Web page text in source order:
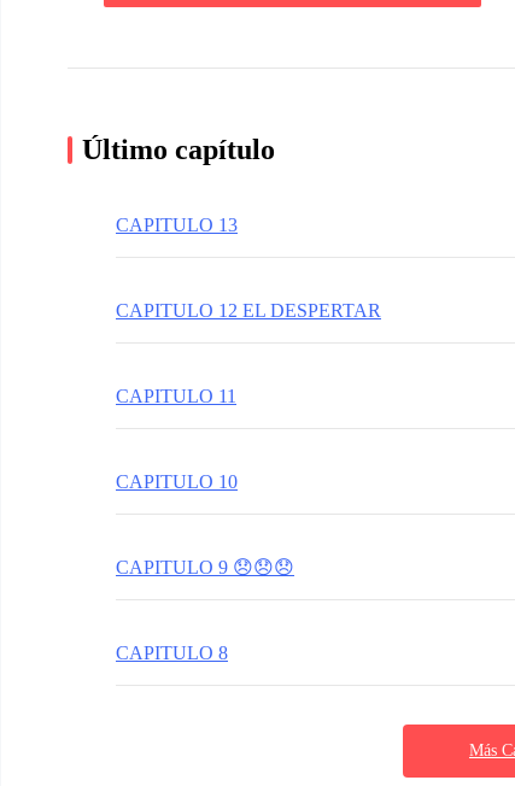
Último capítulo
CAPITULO 13
CAPITULO 12 EL DESPERTAR
CAPITULO 11
CAPITULO 10
CAPITULO 9 😞😞😞
CAPITULO 8
Más